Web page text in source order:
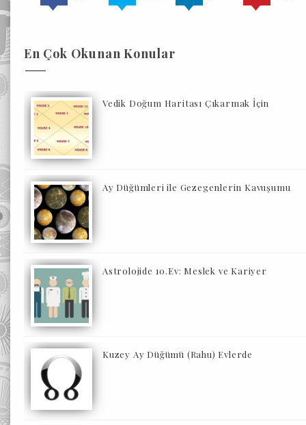
En Çok Okunan Konular
Vedik Doğum Haritası Çıkarmak İçin
Ay Düğümleri ile Gezegenlerin Kavuşumu
Astrolojide 10.Ev: Meslek ve Kariyer
Kuzey Ay Düğümü (Rahu) Evlerde